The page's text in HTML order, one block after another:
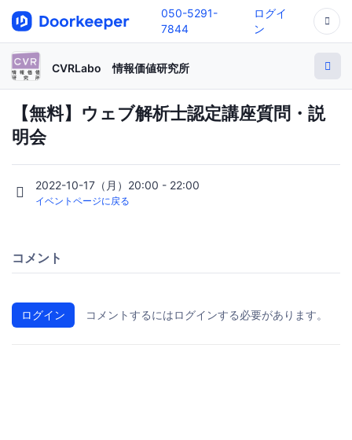
050-5291-
7844
ログイ
ン
CVRLabo 情報価値研究所
【無料】ウェブ解析士認定講座質問・説
明会
2022-10-17（月）20:00 - 22:00
イベントページに戻る
コメント
ログイン コメントするにはログインする必要があります。